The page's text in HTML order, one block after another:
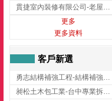
貫捷室內裝修有限公司-老屋翻新工程,台中老屋翻新工程,台中舊屋翻新
更多
更多資料
客戶新選
勇志結構補強工程-結構補強工程 ,桃園結構補強工程,龍潭結構補強工程
昶松土木包工業-台中專業拆除工程/挖土機出租